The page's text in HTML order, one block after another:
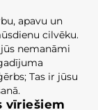
apavu un
cilvēku.
nemanāmi
Tas ir jūsu
vīriešiem